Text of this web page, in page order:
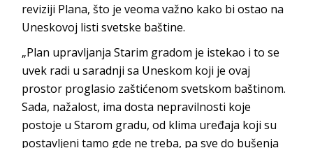
reviziji Plana, što je veoma važno kako bi ostao na
Uneskovoj listi svetske baštine.
„Plan upravljanja Starim gradom je istekao i to se
uvek radi u saradnji sa Uneskom koji je ovaj
prostor proglasio zaštićenom svetskom baštinom.
Sada, nažalost, ima dosta nepravilnosti koje
postoje u Starom gradu, od klima uređaja koji su
postavljeni tamo gde ne treba, pa sve do bušenja